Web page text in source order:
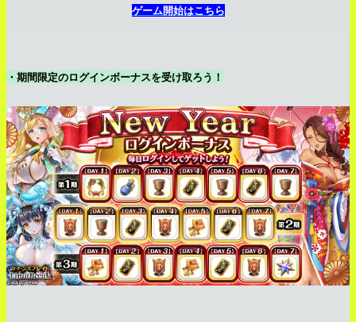
ゲーム開始はこちら
・期間限定のログインボーナスを受け取ろう！